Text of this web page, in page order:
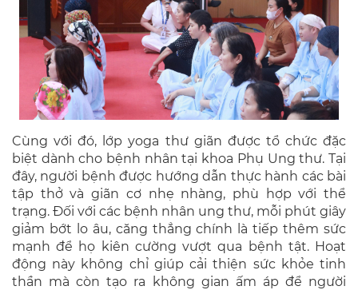
Cùng với đó, lớp yoga thư giãn được tổ chức đặc
biệt dành cho bệnh nhân tại khoa Phụ Ung thư. Tại
đây, người bệnh được hướng dẫn thực hành các bài
tập thở và giãn cơ nhẹ nhàng, phù hợp với thể
trạng. Đối với các bệnh nhân ung thư, mỗi phút giây
giảm bớt lo âu, căng thẳng chính là tiếp thêm sức
mạnh để họ kiên cường vượt qua bệnh tật. Hoạt
động này không chỉ giúp cải thiện sức khỏe tinh
thần mà còn tạo ra không gian ấm áp để người